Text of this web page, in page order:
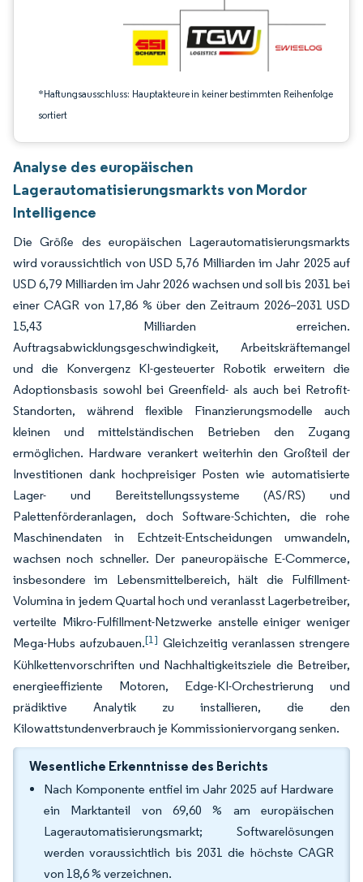
*Haftungsausschluss: Hauptakteure in keiner bestimmten Reihenfolge
sortiert
Analyse des europäischen
Lagerautomatisierungsmarkts von Mordor
Intelligence
Die Größe des europäischen Lagerautomatisierungsmarkts
wird voraussichtlich von USD 5,76 Milliarden im Jahr 2025 auf
USD 6,79 Milliarden im Jahr 2026 wachsen und soll bis 2031 bei
einer CAGR von 17,86 % über den Zeitraum 2026–2031 USD
15,43 Milliarden erreichen.
Auftragsabwicklungsgeschwindigkeit, Arbeitskräftemangel
und die Konvergenz KI-gesteuerter Robotik erweitern die
Adoptionsbasis sowohl bei Greenfield- als auch bei Retrofit-
Standorten, während flexible Finanzierungsmodelle auch
kleinen und mittelständischen Betrieben den Zugang
ermöglichen. Hardware verankert weiterhin den Großteil der
Investitionen dank hochpreisiger Posten wie automatisierte
Lager- und Bereitstellungssysteme (AS/RS) und
Palettenförderanlagen, doch Software-Schichten, die rohe
Maschinendaten in Echtzeit-Entscheidungen umwandeln,
wachsen noch schneller. Der paneuropäische E-Commerce,
insbesondere im Lebensmittelbereich, hält die Fulfillment-
Volumina in jedem Quartal hoch und veranlasst Lagerbetreiber,
verteilte Mikro-Fulfillment-Netzwerke anstelle einiger weniger
Mega-Hubs aufzubauen.[1] Gleichzeitig veranlassen strengere
Kühlkettenvorschriften und Nachhaltigkeitsziele die Betreiber,
energieeffiziente Motoren, Edge-KI-Orchestrierung und
prädiktive Analytik zu installieren, die den
Kilowattstundenverbrauch je Kommissioniervorgang senken.
Wesentliche Erkenntnisse des Berichts
Nach Komponente entfiel im Jahr 2025 auf Hardware
ein Marktanteil von 69,60 % am europäischen
Lagerautomatisierungsmarkt; Softwarelösungen
werden voraussichtlich bis 2031 die höchste CAGR
von 18,6 % verzeichnen.